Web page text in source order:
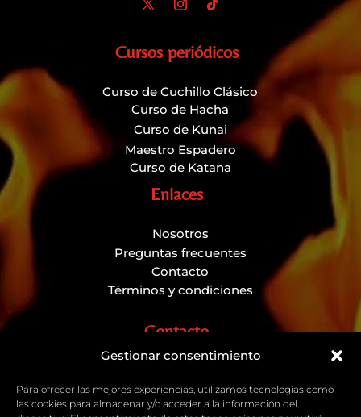
Gestionar consentimiento
Para ofrecer las mejores experiencias, utilizamos tecnologías como
las cookies para almacenar y/o acceder a la información del
Cursos periódicos
Curso de Cuchillo Clásico
Curso de Hacha
Curso de Kunai
Maestro Espadero
Curso de Katana
Enlaces
Nosotros
Preguntas frecuentes
Contacto
Términos y condiciones
Contacto
C/Chile,11 28922 Alcorcón (Madrid), frente
(+34) 653 501 374